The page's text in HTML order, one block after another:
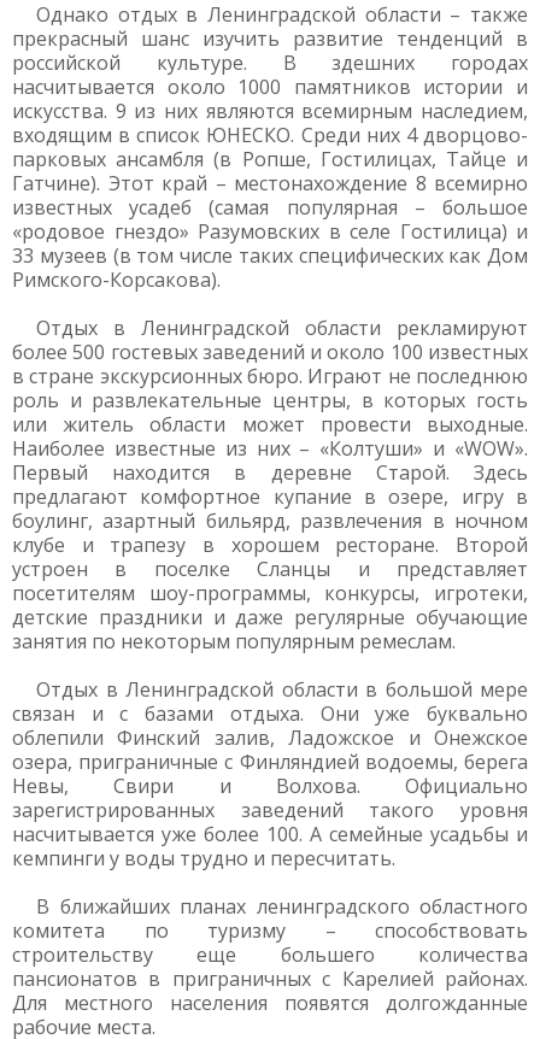
Однако отдых в Ленинградской области – также
прекрасный шанс изучить развитие тенденций в
российской культуре. В здешних городах
насчитывается около 1000 памятников истории и
искусства. 9 из них являются всемирным наследием,
входящим в список ЮНЕСКО. Среди них 4 дворцово-
парковых ансамбля (в Ропше, Гостилицах, Тайце и
Гатчине). Этот край – местонахождение 8 всемирно
известных усадеб (самая популярная – большое
«родовое гнездо» Разумовских в селе Гостилица) и
33 музеев (в том числе таких специфических как Дом
Римского-Корсакова).
Отдых в Ленинградской области рекламируют
более 500 гостевых заведений и около 100 известных
в стране экскурсионных бюро. Играют не последнюю
роль и развлекательные центры, в которых гость
или житель области может провести выходные.
Наиболее известные из них – «Колтуши» и «WOW».
Первый находится в деревне Старой. Здесь
предлагают комфортное купание в озере, игру в
боулинг, азартный бильярд, развлечения в ночном
клубе и трапезу в хорошем ресторане. Второй
устроен в поселке Сланцы и представляет
посетителям шоу-программы, конкурсы, игротеки,
детские праздники и даже регулярные обучающие
занятия по некоторым популярным ремеслам.
Отдых в Ленинградской области в большой мере
связан и с базами отдыха. Они уже буквально
облепили Финский залив, Ладожское и Онежское
озера, приграничные с Финляндией водоемы, берега
Невы, Свири и Волхова. Официально
зарегистрированных заведений такого уровня
насчитывается уже более 100. А семейные усадьбы и
кемпинги у воды трудно и пересчитать.
В ближайших планах ленинградского областного
комитета по туризму – способствовать
строительству еще большего количества
пансионатов в приграничных с Карелией районах.
Для местного населения появятся долгожданные
рабочие места.